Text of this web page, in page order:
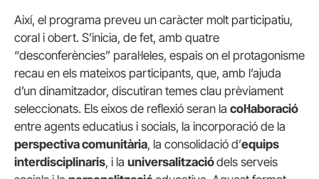
Així, el programa preveu un caràcter molt participatiu,
coral i obert. S’inicia, de fet, amb quatre
“desconferències” paral·leles, espais on el protagonisme
recau en els mateixos participants, que, amb l’ajuda
d’un dinamitzador, discutiran temes clau prèviament
seleccionats. Els eixos de reflexió seran la col·laboració
entre agents educatius i socials, la incorporació de la
perspectiva comunitària, la consolidació d’equips
interdisciplinaris, i la universalitzaciódels serveis